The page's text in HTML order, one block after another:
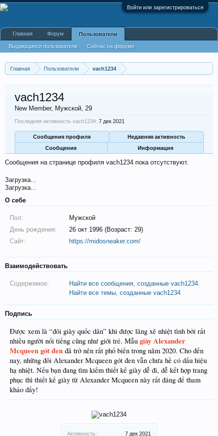
Войти или зарегистрироваться
Главная Пользователи vach1234
Активность: 7 дек 2021
vach1234
New Member, Мужской, 29
Последняя активность vach1234: 7 дек 2021
Сообщения профиля
Недавняя активность
Сообщения
Информация
Сообщения на странице профиля vach1234 пока отсутствуют.
Загрузка...
Загрузка...
О себе
Пол:
Мужской
День рождения:
26 окт 1996 (Возраст: 29)
Сайт:
https://midosneaker.com/
Взаимодействовать
Содержимое:
Найти все сообщения, созданные vach1234
Найти все темы, созданные vach1234
Подпись
Được xem là “đôi giày quốc dân” khi được lăng xê nhiệt tình bởi rất
nhiều người nổi tiếng cũng như giới trẻ. Mẫu giày Alexander
Mcqueen gót đen đã trở nên rất phổ biến trong năm 2020. Cho đến
nay, những đôi Alexander Mcqueen gót đen vẫn chưa hề có dấu hiệu
hạ nhiệt. Nếu bạn đang tìm kiếm thiết kế giày dễ đi, dễ kết hợp trang
phục thì thiết kế giày từ Alexander Mcqueen này rất đáng để tham
khảo đấy!
Главная Форум Пользователи
Выдающиеся пользователи Сейчас на форуме